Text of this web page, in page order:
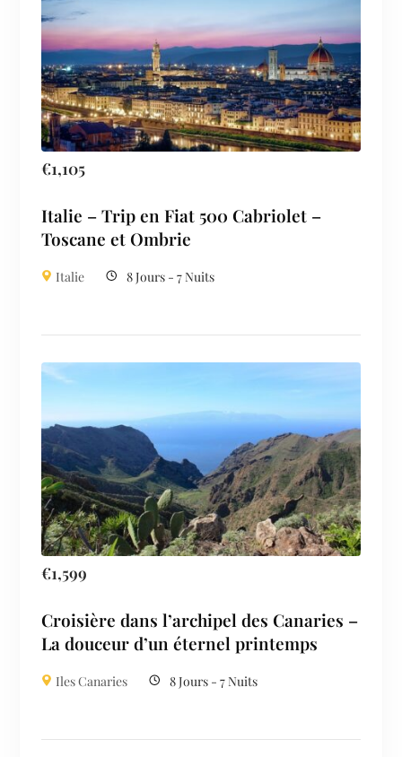
€1,105
Italie – Trip en Fiat 500 Cabriolet –
Toscane et Ombrie
Italie 8 Jours - 7 Nuits
€1,599
Croisière dans l’archipel des Canaries –
La douceur d’un éternel printemps
Iles Canaries 8 Jours - 7 Nuits